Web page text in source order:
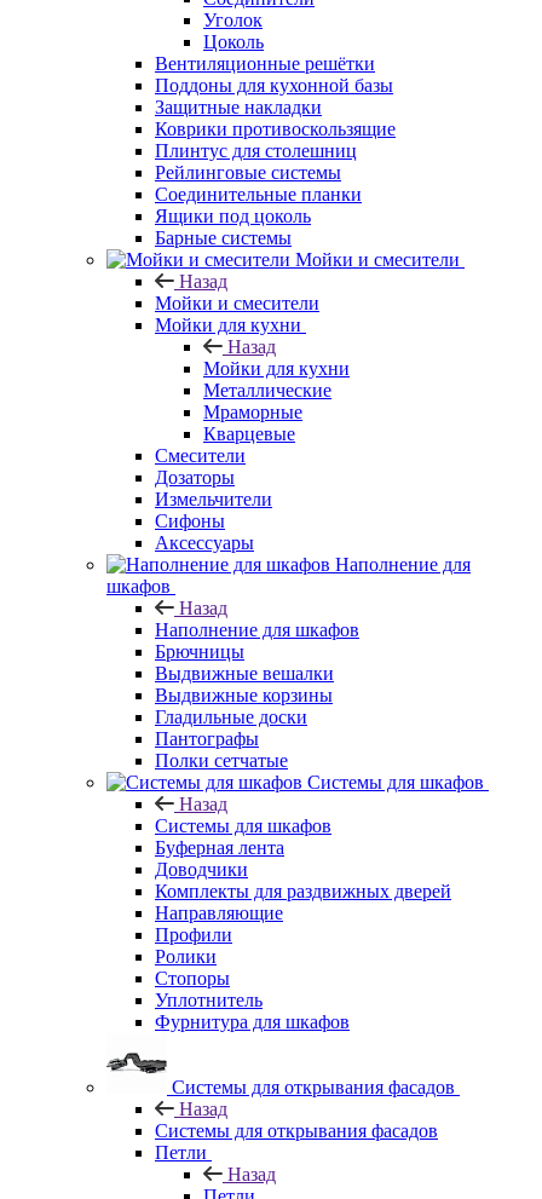
Уголок
Цоколь
Вентиляционные решётки
Поддоны для кухонной базы
Защитные накладки
Коврики противоскользящие
Плинтус для столешниц
Рейлинговые системы
Соединительные планки
Ящики под цоколь
Барные системы
Мойки и смесители
Назад
Мойки и смесители
Мойки для кухни
Назад
Мойки для кухни
Металлические
Мраморные
Кварцевые
Смесители
Дозаторы
Измельчители
Сифоны
Аксессуары
Наполнение для
шкафов
Назад
Наполнение для шкафов
Брючницы
Выдвижные вешалки
Выдвижные корзины
Гладильные доски
Пантографы
Полки сетчатые
Системы для шкафов
Назад
Системы для шкафов
Буферная лента
Доводчики
Комплекты для раздвижных дверей
Направляющие
Профили
Ролики
Стопоры
Уплотнитель
Фурнитура для шкафов
Системы для открывания фасадов
Назад
Системы для открывания фасадов
Петли
Назад